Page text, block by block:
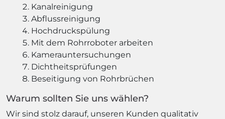
Kanalreinigung
Abflussreinigung
Hochdruckspülung
Mit dem Rohrroboter arbeiten
Kamerauntersuchungen
Dichtheitsprüfungen
Beseitigung von Rohrbrüchen
Warum sollten Sie uns wählen?
Wir sind stolz darauf, unseren Kunden qualitativ